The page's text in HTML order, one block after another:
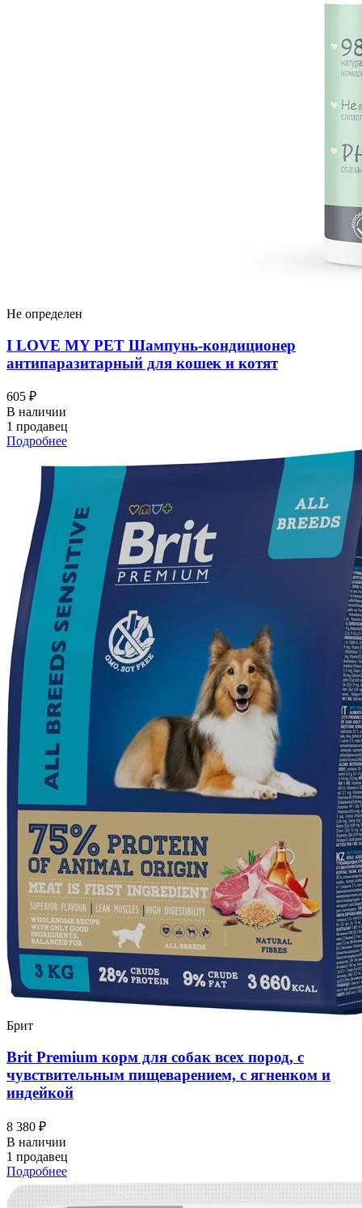
Не определен
I LOVЕ MY PET Шампунь-кондиционер
антипаразитарный для кошек и котят
605 ₽
В наличии
1 продавец
Подробнее
Брит
Brit Premium корм для собак всех пород, с
чувствительным пищеварением, с ягненком и
индейкой
8 380 ₽
В наличии
1 продавец
Подробнее